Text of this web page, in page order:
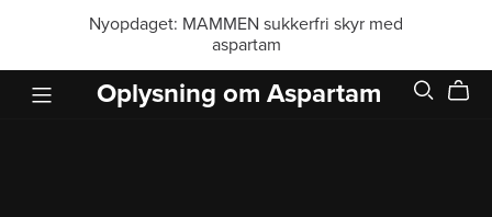
Nyopdaget: MAMMEN sukkerfri skyr med
aspartam
Oplysning om Aspartam